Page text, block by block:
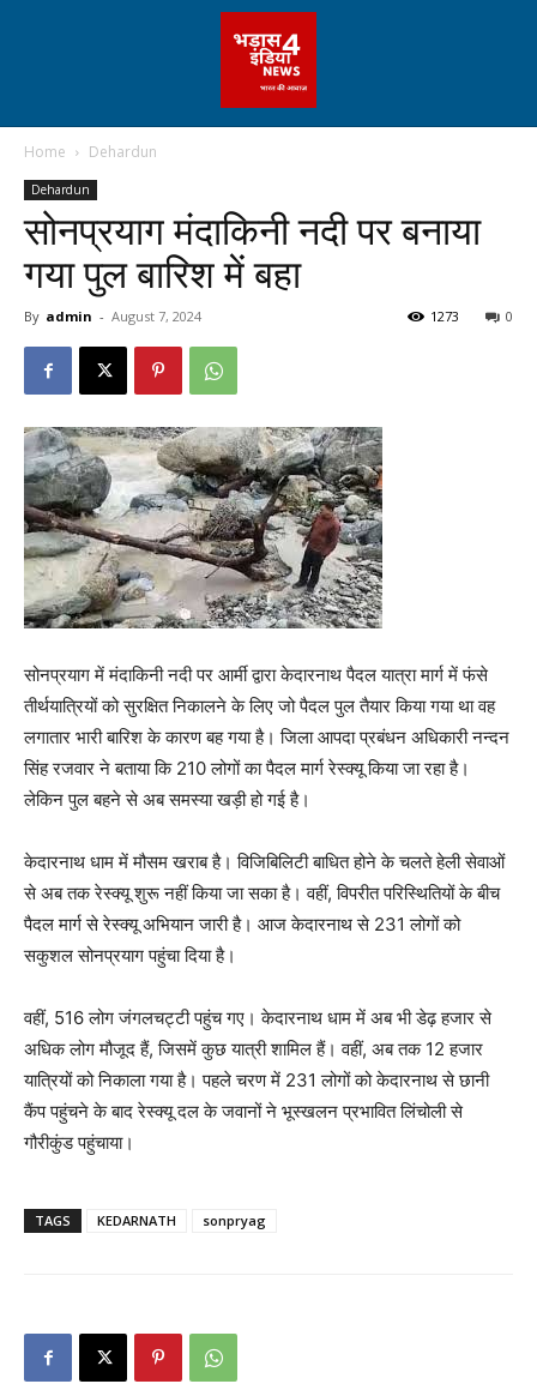
Home Dehardun
Dehardun
सोनप्रयाग मंदाकिनी नदी पर बनाया
गया पुल बारिश में बहा
By admin - August 7, 2024 0
1273
सोनप्रयाग में मंदाकिनी नदी पर आर्मी द्वारा केदारनाथ पैदल यात्रा मार्ग में फंसे
तीर्थयात्रियों को सुरक्षित निकालने के लिए जो पैदल पुल तैयार किया गया था वह
लगातार भारी बारिश के कारण बह गया है। जिला आपदा प्रबंधन अधिकारी नन्दन
सिंह रजवार ने बताया कि 210 लोगों का पैदल मार्ग रेस्क्यू किया जा रहा है।
लेकिन पुल बहने से अब समस्या खड़ी हो गई है।
केदारनाथ धाम में मौसम खराब है। विजिबिलिटी बाधित होने के चलते हेली सेवाओं
से अब तक रेस्क्यू शुरू नहीं किया जा सका है। वहीं, विपरीत परिस्थितियों के बीच
पैदल मार्ग से रेस्क्यू अभियान जारी है। आज केदारनाथ से 231 लोगों को
सकुशल सोनप्रयाग पहुंचा दिया है।
वहीं, 516 लोग जंगलचट्टी पहुंच गए। केदारनाथ धाम में अब भी डेढ़ हजार से
अधिक लोग मौजूद हैं, जिसमें कुछ यात्री शामिल हैं। वहीं, अब तक 12 हजार
यात्रियों को निकाला गया है। पहले चरण में 231 लोगों को केदारनाथ से छानी
कैंप पहुंचने के बाद रेस्क्यू दल के जवानों ने भूस्खलन प्रभावित लिंचोली से
गौरीकुंड पहुंचाया।
TAGS KEDARNATH sonpryag